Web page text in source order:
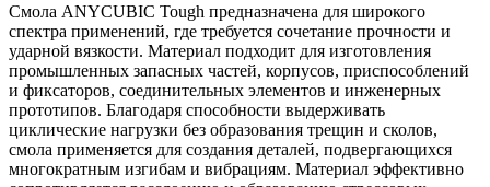
Смола ANYCUBIC Tough предназначена для широкого
спектра применений, где требуется сочетание прочности и
ударной вязкости. Материал подходит для изготовления
промышленных запасных частей, корпусов, приспособлений
и фиксаторов, соединительных элементов и инженерных
прототипов. Благодаря способности выдерживать
циклические нагрузки без образования трещин и сколов,
смола применяется для создания деталей, подвергающихся
многократным изгибам и вибрациям. Материал эффективно